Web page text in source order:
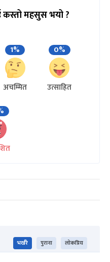
कस्तो महसुस भयो ?
1%
अचम्मित
0%
उत्साहित
भर्खरै पुराना लोकप्रिय